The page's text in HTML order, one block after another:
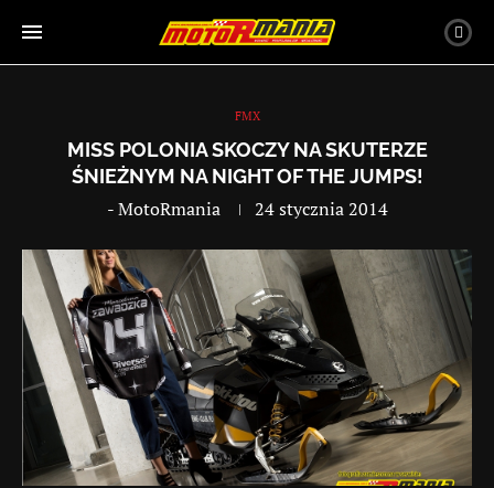
FMX
MISS POLONIA SKOCZY NA SKUTERZE
ŚNIEŻNYM NA NIGHT OF THE JUMPS!
-MotoRmania 24 stycznia 2014